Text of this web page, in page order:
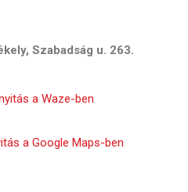
Szabadság u. 263.
a Waze-ben
a Google Maps-ben